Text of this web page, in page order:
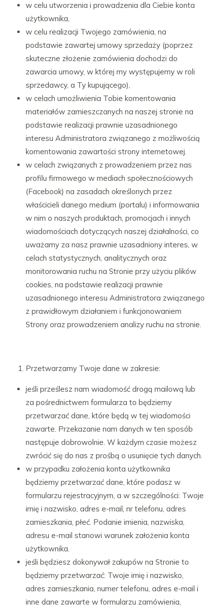
w celu utworzenia i prowadzenia dla Ciebie konta
użytkownika,
w celu realizacji Twojego zamówienia, na
podstawie zawartej umowy sprzedaży (poprzez
skuteczne złożenie zamówienia dochodzi do
zawarcia umowy, w której my występujemy w roli
sprzedawcy, a Ty kupującego),
w celach umożliwienia Tobie komentowania
materiałów zamieszczanych na naszej stronie na
podstawie realizacji prawnie uzasadnionego
interesu Administratora związanego z możliwością
komentowania zawartości strony internetowej.
w celach związanych z prowadzeniem przez nas
profilu firmowego w mediach społecznościowych
(Facebook) na zasadach określonych przez
właścicieli danego medium (portalu) i informowania
w nim o naszych produktach, promocjach i innych
wiadomościach dotyczących naszej działalności, co
uważamy za nasz prawnie uzasadniony interes, w
celach statystycznych, analitycznych oraz
monitorowania ruchu na Stronie przy użyciu plików
cookies, na podstawie realizacji prawnie
uzasadnionego interesu Administratora związanego
z prawidłowym działaniem i funkcjonowaniem
Strony oraz prowadzeniem analizy ruchu na stronie.
Przetwarzamy Twoje dane w zakresie:
jeśli prześlesz nam wiadomość drogą mailową lub
za pośrednictwem formularza to będziemy
przetwarzać dane, które będą w tej wiadomości
zawarte. Przekazanie nam danych w ten sposób
następuje dobrowolnie. W każdym czasie możesz
zwrócić się do nas z prośbą o usunięcie tych danych.
w przypadku założenia konta użytkownika
będziemy przetwarzać dane, które podasz w
formularzu rejestracyjnym, a w szczególności: Twoje
imię i nazwisko, adres e-mail, nr telefonu, adres
zamieszkania, płeć. Podanie imienia, nazwiska,
adresu e-mail stanowi warunek założenia konta
użytkownika.
jeśli będziesz dokonywał zakupów na Stronie to
będziemy przetwarzać: Twoje imię i nazwisko,
adres zamieszkania, numer telefonu, adres e-mail i
inne dane zawarte w formularzu zamówienia,